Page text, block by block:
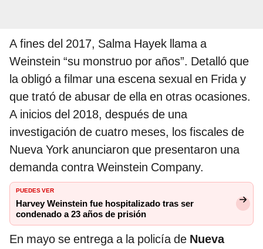
A fines del 2017, Salma Hayek llama a
Weinstein “su monstruo por años”. Detalló que
la obligó a filmar una escena sexual en Frida y
que trató de abusar de ella en otras ocasiones.
A inicios del 2018, después de una
investigación de cuatro meses, los fiscales de
Nueva York anunciaron que presentaron una
demanda contra Weinstein Company.
PUEDES VER
Harvey Weinstein fue hospitalizado tras ser
condenado a 23 años de prisión
En mayo se entrega a la policía de Nueva